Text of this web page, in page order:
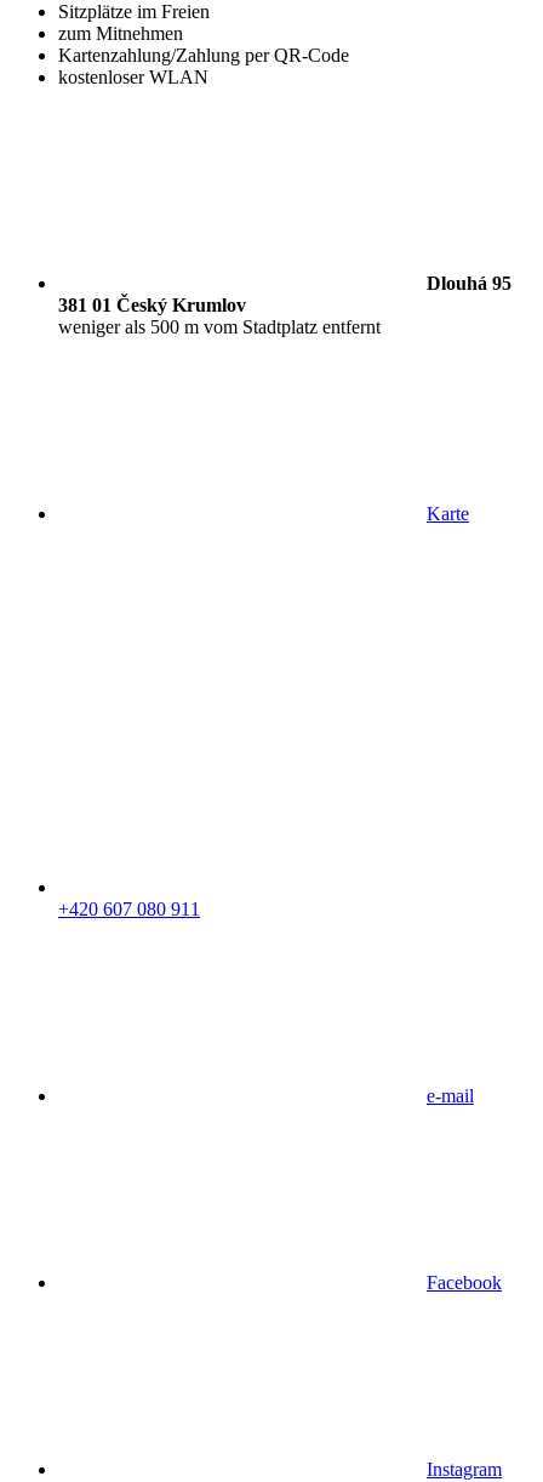
Sitzplätze im Freien
zum Mitnehmen
Kartenzahlung/Zahlung per QR-Code
kostenloser WLAN
Dlouhá 95
381 01 Český Krumlov
weniger als 500 m vom Stadtplatz entfernt
Karte
+420 607 080 911
e-mail
Facebook
Instagram